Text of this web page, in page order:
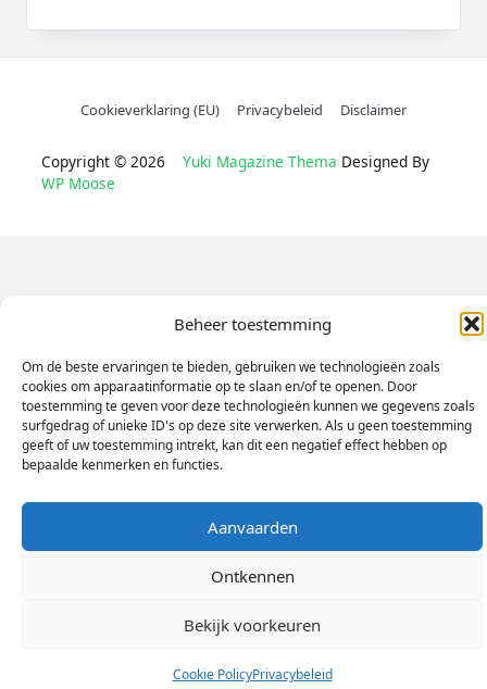
Beheer toestemming
Om de beste ervaringen te bieden, gebruiken we technologieën zoals
cookies om apparaatinformatie op te slaan en/of te openen. Door
toestemming te geven voor deze technologieën kunnen we gegevens zoals
surfgedrag of unieke ID's op deze site verwerken. Als u geen toestemming
geeft of uw toestemming intrekt, kan dit een negatief effect hebben op
bepaalde kenmerken en functies.
Aanvaarden
Ontkennen
Bekijk voorkeuren
Cookie PolicyPrivacybeleid
Cookieverklaring (EU) Privacybeleid Disclaimer
Copyright © 2026 Yuki Magazine Thema Designed By
WP Moose